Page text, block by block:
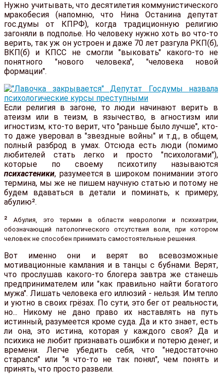
Нужно учитывать, что десятилетия коммунистического
мракобесия (напомню, что Нина Останина депутат
гос.думы от КПРФ), когда традиционную религию
загоняли в подполье. Но человеку нужно хоть во что-то
верить, так уж он устроен и даже 70 лет разгула РКП(б),
ВКП(б) и КПСС не смогли "выковать" какого-то не
понятного "нового человека", "человека новой
формации".
Если религия в загоне, то люди начинают верить в
атеизм или в теизм, в язычество, в агностизм или
игностизм, кто-то верит, что "раньше было лучше", кто-
то даже уверовал в "звездные войны" и т.д., в общем,
полный разброд в умах. Отсюда есть люди (помимо
любителей стать легко и просто "психологами"),
которые по своему психотипу называются
психастеники, разумеется в широком понимании этого
термина, мы же не пишем научную статью и потому не
будем вдаваться в детали и поминать, к примеру,
абулию².
²Абулия, это термин в области неврологии и психиатрии,
обозначающий патологического отсутствия воли, при котором
человек не способен принимать самостоятельные решения.
Вот именно они и верят во всевозможные
мотивационные камлания и в танцы с бубнами. Верят,
что прослушав какого-то блогера завтра же станешь
предпринимателем или "как правильно найти богатого
мужа". Лишать человека его иллюзий - нельзя. Им тепло
и уютно в своих грёзах. По сути, это бег от реальности,
но... Никому не дано право их наставлять на путь
истинный, разумеется кроме суда. Да и кто знает, есть
ли она, это истина, которая у каждого своя? Да и
психика не любит признавать ошибки и потерю денег, и
времени. Легче убедить себя, что "недостаточно
старался" или "я что-то не так понял", чем понять и
принять, что просто развели.